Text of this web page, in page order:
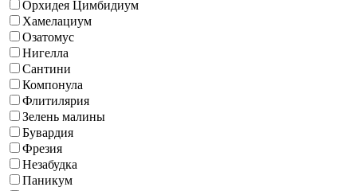
Орхидея Цимбидиум
Хамелациум
Озатомус
Нигелла
Сантини
Компонула
Флитилярия
Зелень малины
Бувардия
Фрезия
Незабудка
Паникум